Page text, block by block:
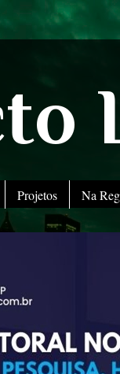
Projetos Na